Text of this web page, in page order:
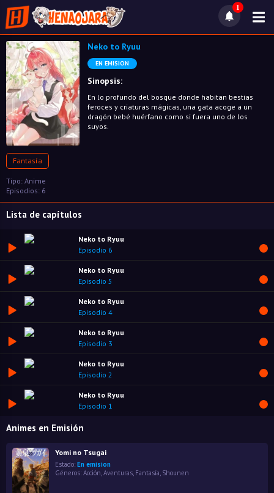
1
Neko to Ryuu
EN EMISION
Sinopsis:
En lo profundo del bosque donde habitan bestias
feroces y criaturas mágicas, una gata acoge a un
dragón bebé huérfano como si fuera uno de los
suyos.
Fantasía
Tipo: Anime
Episodios: 6
Lista de capítulos
Neko to Ryuu
Episodio 6
Neko to Ryuu
Episodio 5
Neko to Ryuu
Episodio 4
Neko to Ryuu
Episodio 3
Neko to Ryuu
Episodio 2
Neko to Ryuu
Episodio 1
Animes en Emisión
Yomi no Tsugai
Estado: En emision
Géneros: Acción Aventuras Fantasía Shounen